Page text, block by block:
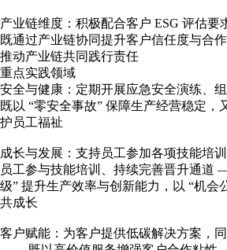
产业链维度：积极配合客户 ESG 评估
既通过产业链协同提升客户信任度与合
推动产业链共同践行责任
重点实践领域
安全与健康：定期开展应急安全演练、
既以 “零安全事故” 保障生产经营稳定，
护员工福祉
成长与发展：支持员工参加各项技能培
员工参与技能培训、持续完善晋升通道
级” 提升生产效率与创新能力，以 “机会
共成长
客户赋能：为客户提供低碳解决方案，